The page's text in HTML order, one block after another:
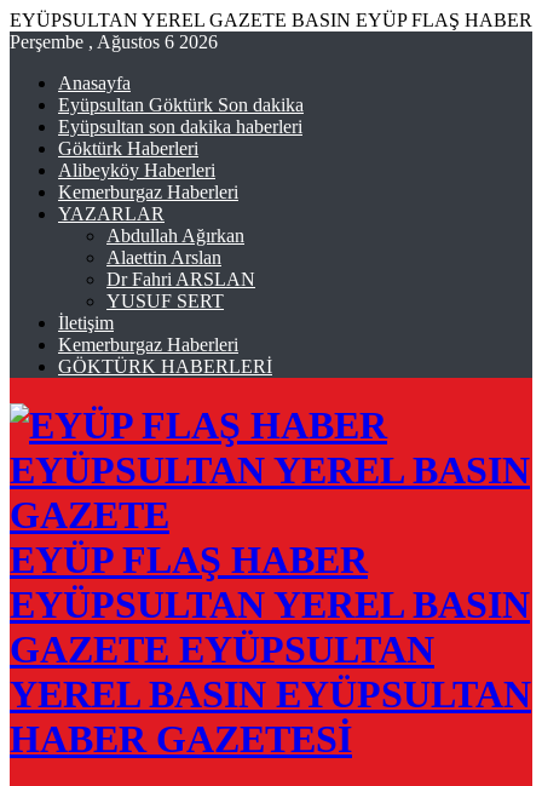
EYÜPSULTAN YEREL GAZETE BASIN EYÜP FLAŞ HABER
Perşembe , Ağustos 6 2026
Anasayfa
Eyüpsultan Göktürk Son dakika
Eyüpsultan son dakika haberleri
Göktürk Haberleri
Alibeyköy Haberleri
Kemerburgaz Haberleri
YAZARLAR
Abdullah Ağırkan
Alaettin Arslan
Dr Fahri ARSLAN
YUSUF SERT
İletişim
Kemerburgaz Haberleri
GÖKTÜRK HABERLERİ
EYÜP FLAŞ HABER
EYÜPSULTAN YEREL BASIN
GAZETE EYÜPSULTAN
YEREL BASIN EYÜPSULTAN
HABER GAZETESİ